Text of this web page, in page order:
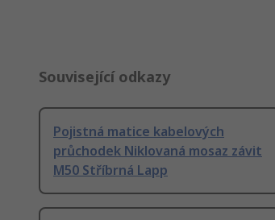
Související odkazy
Pojistná matice kabelových
průchodek Niklovaná mosaz závit
M50 Stříbrná Lapp